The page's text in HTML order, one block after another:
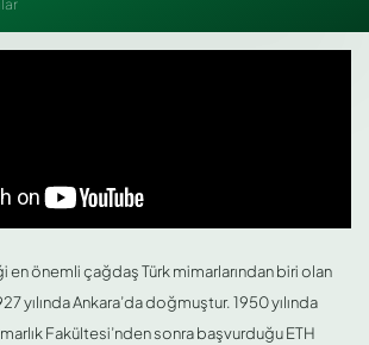
en önemli çağdaş Türk mimarlarından biri olan
yılında Ankara’da doğmuştur. 1950 yılında
Fakültesi’nden sonra başvurduğu ETH